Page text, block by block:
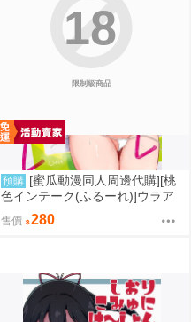
限制級商品
18
預購 [蜜瓜動漫同人周邊代購][桃
色インテーク(ふるーれ)]ウラア
カバレ オシオキハレ(蔚藍檔案)
(同人誌)
售價 280